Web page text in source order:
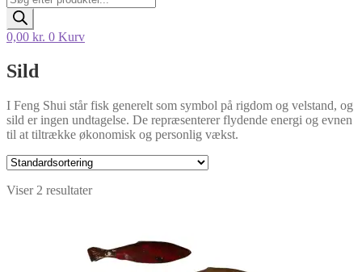
search
0,00 kr. 0 Kurv
Sild
I Feng Shui står fisk generelt som symbol på rigdom og velstand, og
sild er ingen undtagelse. De repræsenterer flydende energi og evnen
til at tiltrække økonomisk og personlig vækst.
Viser 2 resultater